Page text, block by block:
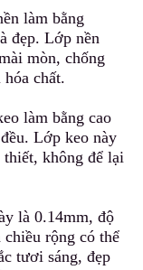
làm bằng
đẹp. Lớp nền
mòn, chống
chất.
làm bằng cao
Lớp keo này
thiết, không để lại
là 0.14mm, độ
rộng có thể
tươi sáng, đẹp